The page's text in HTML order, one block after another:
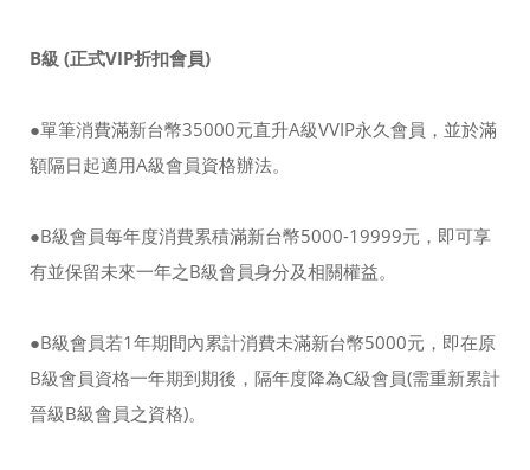
B級 (正式VIP折扣會員)
●單筆消費滿新台幣35000元直升A級VVIP永久會員，並於滿
額隔日起適用A級會員資格辦法。
●B級會員每年度消費累積滿新台幣5000-19999元，即可享
有並保留未來一年之B級會員身分及相關權益。
●B級會員若1年期間內累計消費未滿新台幣5000元，即在原
B級會員資格一年期到期後，隔年度降為C級會員(需重新累計
晉級B級會員之資格)。